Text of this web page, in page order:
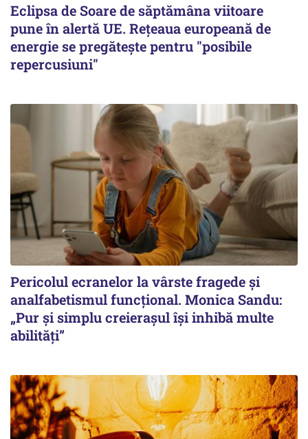
Eclipsa de Soare de săptămâna viitoare
pune în alertă UE. Rețeaua europeană de
energie se pregătește pentru "posibile
repercusiuni"
Pericolul ecranelor la vârste fragede și
analfabetismul funcțional. Monica Sandu:
„Pur și simplu creierașul își inhibă multe
abilități”